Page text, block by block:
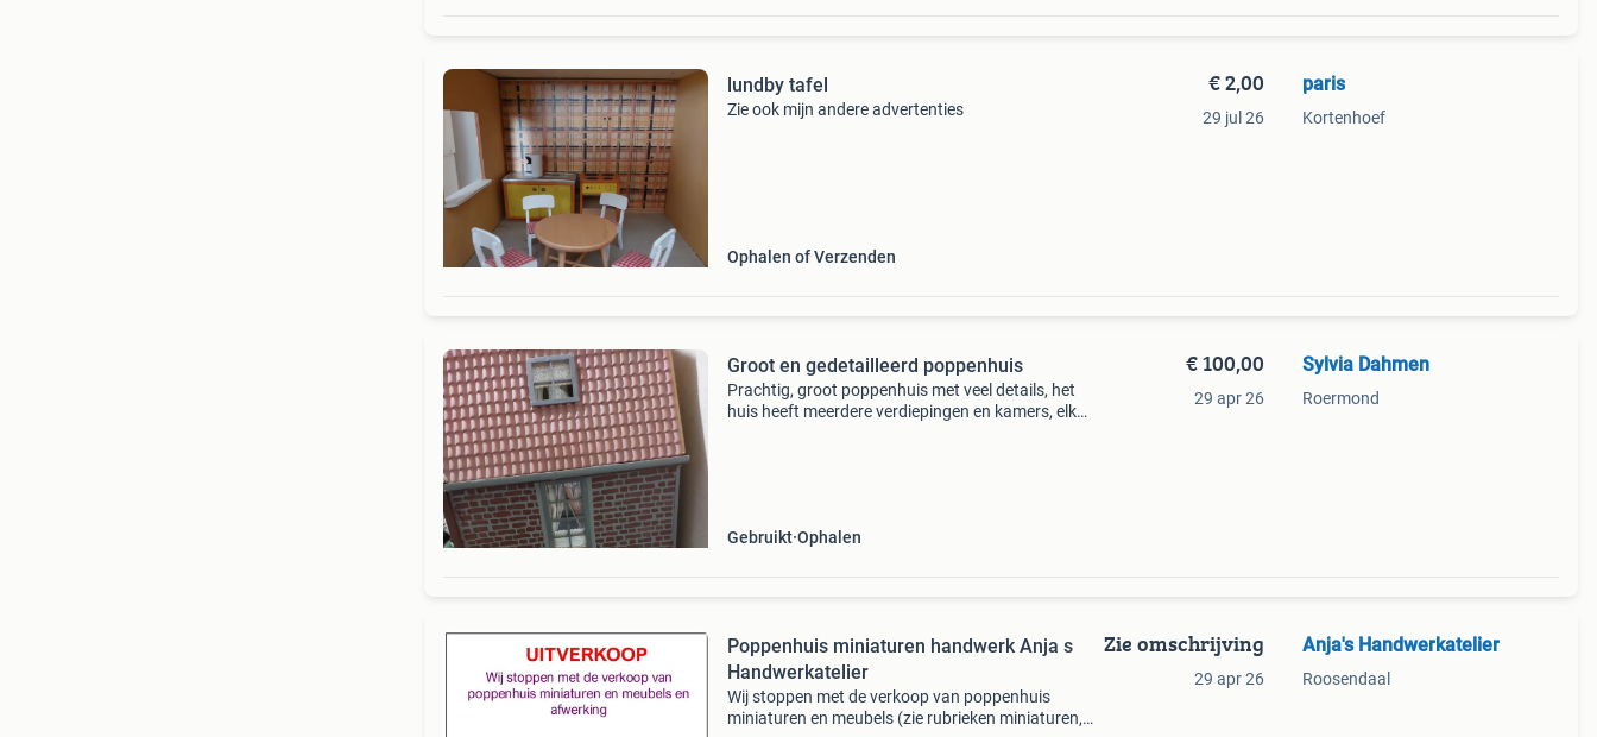
lundby tafel
Zie ook mijn andere advertenties
Ophalen of Verzenden
€ 2,00
29 jul 26
paris
Kortenhoef
Groot en gedetailleerd poppenhuis
Prachtig, groot poppenhuis met veel details, het
huis heeft meerdere verdiepingen en kamers, elk
Gebruikt Ophalen
€ 100,00
29 apr 26
Sylvia Dahmen
Roermond
Poppenhuis miniaturen handwerk Anja s
Handwerkatelier
Wij stoppen met de verkoop van poppenhuis
miniaturen en meubels (zie rubrieken miniaturen,
Zie omschrijving
29 apr 26
Anja's Handwerkatelier
Roosendaal